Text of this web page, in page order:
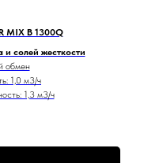
MIX B 1300Q
солей жесткости
обмен
1,0 м3/ч
1,3 м3/ч